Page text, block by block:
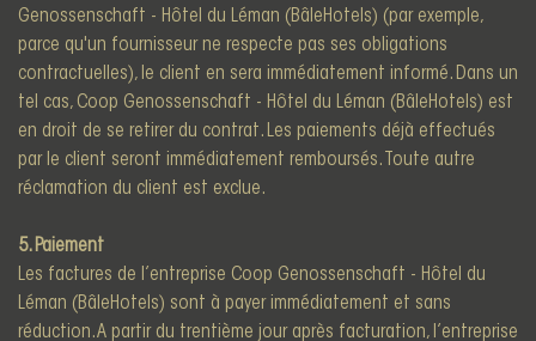
Genossenschaft - Hôtel du Léman (BâleHotels) (par exemple,
parce qu'un fournisseur ne respecte pas ses obligations
contractuelles), le client en sera immédiatement informé. Dans un
tel cas, Coop Genossenschaft - Hôtel du Léman (BâleHotels) est
en droit de se retirer du contrat. Les paiements déjà effectués
par le client seront immédiatement remboursés. Toute autre
réclamation du client est exclue.
5. Paiement
Les factures de l’entreprise Coop Genossenschaft - Hôtel du
Léman (BâleHotels) sont à payer immédiatement et sans
réduction. A partir du trentième jour après facturation, l’entreprise